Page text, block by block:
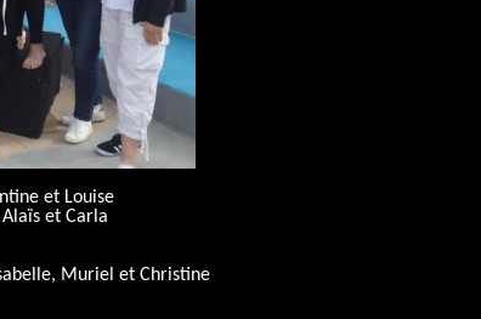
et Louise
et Carla
Muriel et Christine